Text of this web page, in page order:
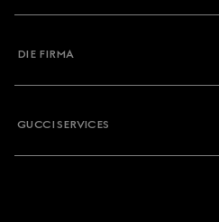
DIE FIRMA
GUCCI SERVICES